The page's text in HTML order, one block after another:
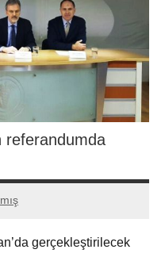
referandumda
gerçekleştirilecek